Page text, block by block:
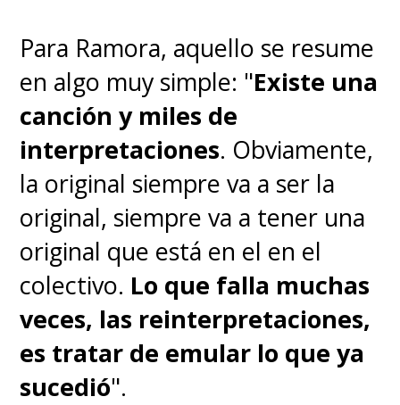
Para Ramora, aquello se resume
en algo muy simple: "Existe una
canción y miles de
interpretaciones. Obviamente,
la original siempre va a ser la
original, siempre va a tener una
original que está en el en el
colectivo. Lo que falla muchas
veces, las reinterpretaciones,
es tratar de emular lo que ya
sucedió".